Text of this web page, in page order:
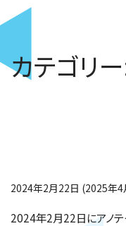
カテゴリ
2024年2月22日 (2025年4
2024年2月22日にアノテ